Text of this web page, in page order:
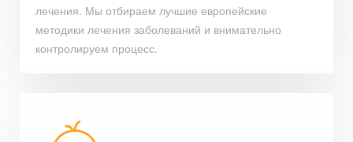
лечения. Мы отбираем лучшие европейские
методики лечения заболеваний и внимательно
контролируем процесс.